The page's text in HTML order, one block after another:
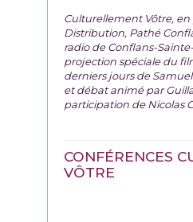
Culturellement Vôtre, en
Distribution, Pathé
radio de Conflans-
projection spéciale du
derniers jours de
et débat animé par
participation de Nicolas
CONFÉRENCES
VÔTRE